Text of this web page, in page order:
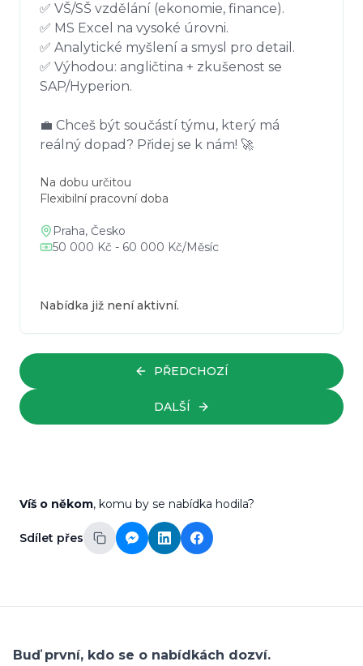
✅ VŠ/SŠ vzdělání (ekonomie, finance).
✅ MS Excel na vysoké úrovni.
✅ Analytické myšlení a smysl pro detail.
✅ Výhodou: angličtina + zkušenost se
SAP/Hyperion.
💼 Chceš být součástí týmu, který má
reálný dopad? Přidej se k nám! 🚀
Na dobu určitou
Flexibilní pracovní doba
Praha, Česko
50 000 Kč - 60 000 Kč/Měsíc
Nabídka již není aktivní.
PŘEDCHOZÍ
DALŠÍ
Víš o někom, komu by se nabídka hodila?
Sdílet přes
Buď první, kdo se o nabídkách dozví.